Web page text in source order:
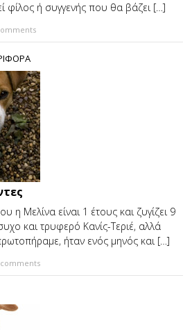
φίλος ή συγγενής που θα βάζει […]
η Μελίνα είναι 1 έτους και ζυγίζει 9
και τρυφερό Κανίς-Τεριέ, αλλά
ήταν ενός μηνός και […]
comments